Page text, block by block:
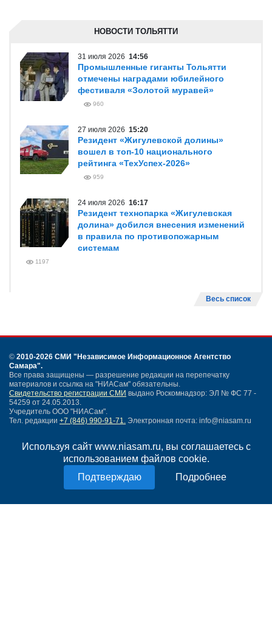
Используя сайт www.niasam.ru, вы соглашаетесь с
использованием файлов cookie.
Подробнее
НОВОСТИ ТОЛЬЯТТИ
31 июля 2026 14:56
Промышленные гиганты Тольятти
отмечены наградами юбилейного
фестиваля «Золотой муравей»
960
27 июля 2026 15:20
Резидент «Жигулевской долины»
вошел в топ-10 национального
рейтинга «ТехУспех-2026»
959
24 июля 2026 16:17
Резидент технопарка «Жигулевская
долина» добился внесения изменений
в правила по противопожарным
системам
1197
Весь список
© 2010-2026 СМИ "Независимое Информационное Агентство
Самара".
Все права защищены — разрешение редакции на перепечатку
материалов и ссылка на "НИАСам" обязательны.
Свидетельство регистрации СМИ выдано Роскомнадзор: ЭЛ № ФС 77 -
54259 от 24.05.2013.
Учредитель ООО "НИАСам".
Тел. редакции +7 (846) 990-91-71. Электронная почта: info@niasam.ru
Карта сайта
Нашли ошибку?
Политика конфиденциальности
Согласие на обработку персональных данных